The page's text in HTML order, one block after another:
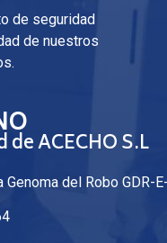
de seguridad
de nuestros
ACECHO S.L
del Robo GDR-